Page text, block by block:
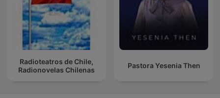
Radioteatros de Chile,
Radionovelas Chilenas
Pastora Yesenia Then